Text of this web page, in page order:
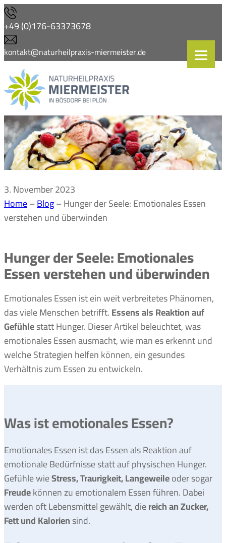
Zum
Inhalt
springen
+49 (0)176-63373678
kontakt@naturheilpraxis-miermeister.de
3. November 2023
Home–Blog–Hunger der Seele: Emotionales Essen
verstehen und überwinden
Hunger der Seele: Emotionales
Essen verstehen und überwinden
Emotionales Essen ist ein weit verbreitetes Phänomen,
das viele Menschen betrifft.Essens als Reaktion auf
Gefühlestatt Hunger. Dieser Artikel beleuchtet, was
emotionales Essen ausmacht, wie man es erkennt und
welche Strategien helfen können, ein gesundes
Verhältnis zum Essen zu entwickeln.
Was ist emotionales Essen?
Emotionales Essen ist das Essen als Reaktion auf
emotionale Bedürfnisse statt auf physischen Hunger.
Gefühle wieStress, Traurigkeit, Langeweileoder sogar
Freudekönnen zu emotionalem Essen führen. Dabei
werden oft Lebensmittel gewählt, diereich an Zucker,
Fett und Kaloriensind.